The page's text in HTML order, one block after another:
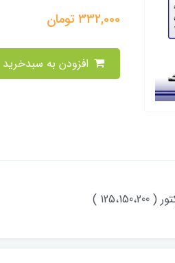
332,000تومان
)